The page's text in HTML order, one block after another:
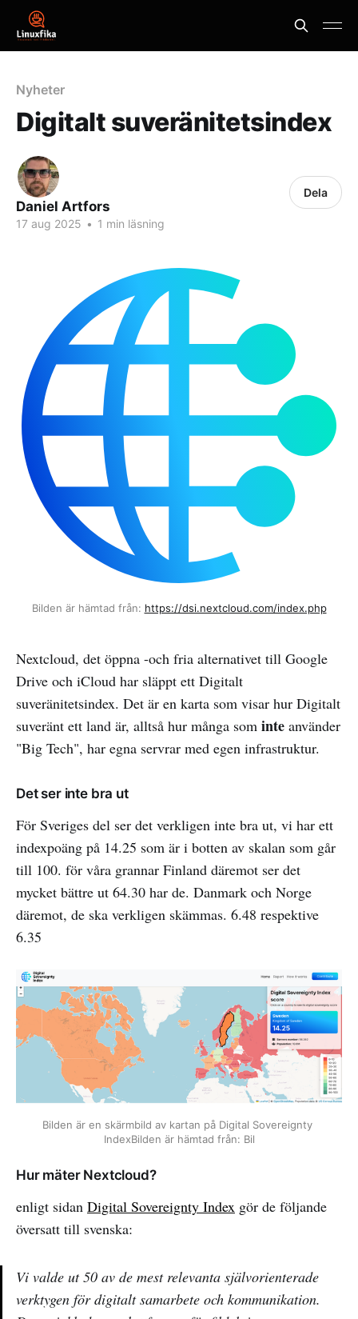
Nyheter
Digitalt suveränitetsindex
Daniel Artfors
17 aug 2025 • 1 min läsning
Dela
Bilden är hämtad från: https://dsi.nextcloud.com/index.php
Nextcloud, det öppna -och fria alternativet till Google
Drive och iCloud har släppt ett Digitalt
suveränitetsindex. Det är en karta som visar hur Digitalt
suveränt ett land är, alltså hur många som inte använder
"Big Tech", har egna servrar med egen infrastruktur.
Det ser inte bra ut
För Sveriges del ser det verkligen inte bra ut, vi har ett
indexpoäng på 14.25 som är i botten av skalan som går
till 100. för våra grannar Finland däremot ser det
mycket bättre ut 64.30 har de. Danmark och Norge
däremot, de ska verkligen skämmas. 6.48 respektive
6.35
Bilden är en skärmbild av kartan på Digital Sovereignty
IndexBilden är hämtad från: Bil
Hur mäter Nextcloud?
enligt sidan Digital Sovereignty Index gör de följande
översatt till svenska:
Vi valde ut 50 av de mest relevanta självorienterade
verktygen för digitalt samarbete och kommunikation.